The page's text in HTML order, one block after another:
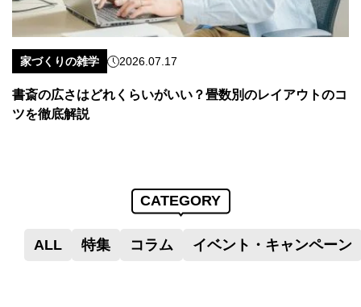
家づくりの雑学 2026.07.17
書斎の広さはどれくらいがいい？畳数別のレイアウトのコ
ツを徹底解説
CATEGORY
ALL 特集 コラム イベント・キャンペーン